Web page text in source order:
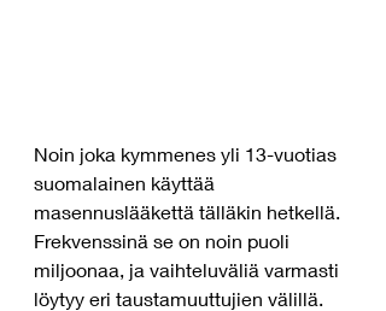
Noin joka kymmenes yli 13-vuotias
suomalainen käyttää
masennuslääkettä tälläkin hetkellä.
Frekvenssinä se on noin puoli
miljoonaa, ja vaihteluväliä varmasti
löytyy eri taustamuuttujien välillä.